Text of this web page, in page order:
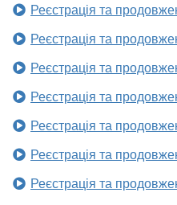
Реєстрація та
Реєстрація та
Реєстрація та
Реєстрація та
Реєстрація та
Реєстрація та
Реєстрація та